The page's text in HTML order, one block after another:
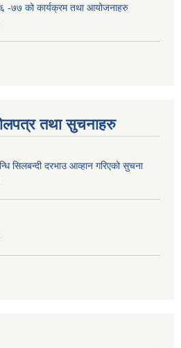
-७७ को कार्यक्रम तथा आयोजनाहरु
तथा सुचनाहरु
सिलबन्दी दरभाउ आव्हान गरिएको सुचना